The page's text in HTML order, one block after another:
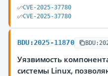
CVE-2025-37780
CVE-2025-37780
BDU:2025-11870
Уязвимость
системы Linux,